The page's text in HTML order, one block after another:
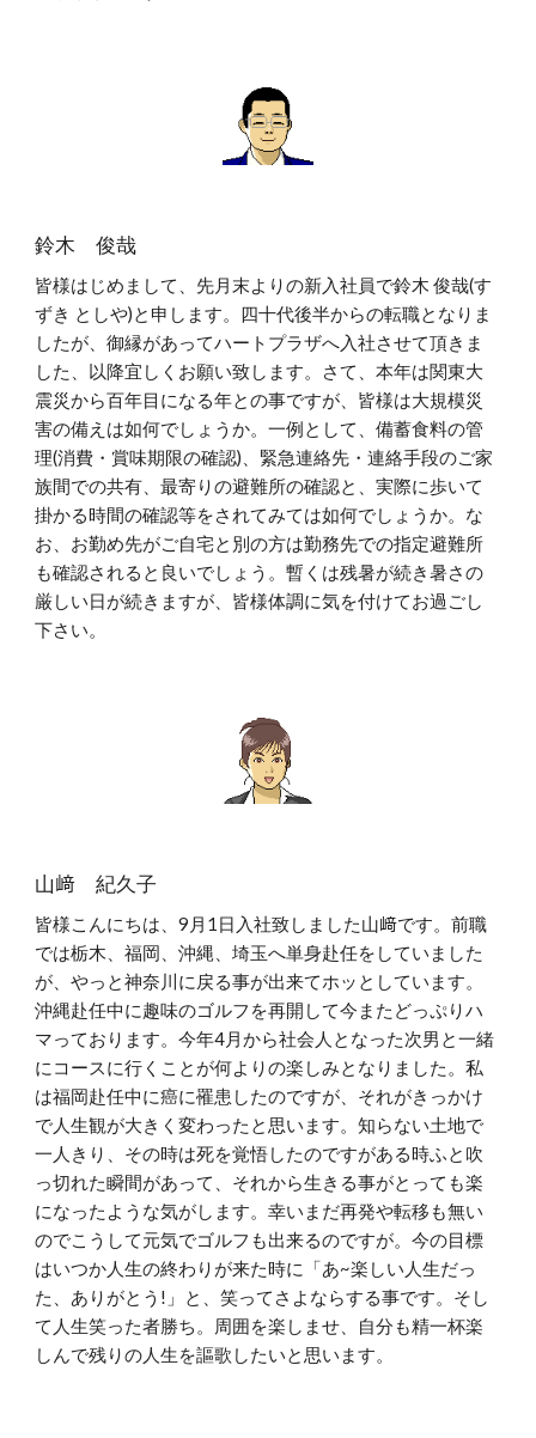
鈴木 俊哉
皆様はじめまして、先月末よりの新入社員で鈴木 俊哉(す
ずき としや)と申します。四十代後半からの転職となりま
したが、御縁があってハートプラザへ入社させて頂きま
した、以降宜しくお願い致します。さて、本年は関東大
震災から百年目になる年との事ですが、皆様は大規模災
害の備えは如何でしょうか。一例として、備蓄食料の管
理(消費・賞味期限の確認)、緊急連絡先・連絡手段のご家
族間での共有、最寄りの避難所の確認と、実際に歩いて
掛かる時間の確認等をされてみては如何でしょうか。な
お、お勤め先がご自宅と別の方は勤務先での指定避難所
も確認されると良いでしょう。暫くは残暑が続き暑さの
厳しい日が続きますが、皆様体調に気を付けてお過ごし
下さい。
山﨑 紀久子
皆様こんにちは、9月1日入社致しました山﨑です。前職
では栃木、福岡、沖縄、埼玉へ単身赴任をしていました
が、やっと神奈川に戻る事が出来てホッとしています。
沖縄赴任中に趣味のゴルフを再開して今またどっぷりハ
マっております。今年4月から社会人となった次男と一緒
にコースに行くことが何よりの楽しみとなりました。私
は福岡赴任中に癌に罹患したのですが、それがきっかけ
で人生観が大きく変わったと思います。知らない土地で
一人きり、その時は死を覚悟したのですがある時ふと吹
っ切れた瞬間があって、それから生きる事がとっても楽
になったような気がします。幸いまだ再発や転移も無い
のでこうして元気でゴルフも出来るのですが。今の目標
はいつか人生の終わりが来た時に「あ~楽しい人生だっ
た、ありがとう!」と、笑ってさよならする事です。そし
て人生笑った者勝ち。周囲を楽しませ、自分も精一杯楽
しんで残りの人生を謳歌したいと思います。